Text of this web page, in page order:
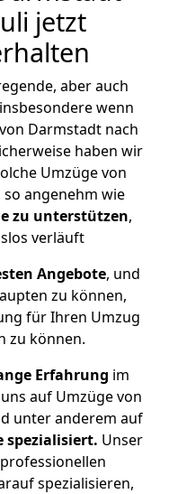
jetzt
aber auch
wenn
Darmstadt nach
haben wir
Umzüge von
angenehm wie
zu unterstützen,
verläuft
Angebote, und
zu können,
für Ihren Umzug
zu können.
Erfahrung im
auf Umzüge von
unter anderem auf
spezialisiert. Unser
spezialisieren,